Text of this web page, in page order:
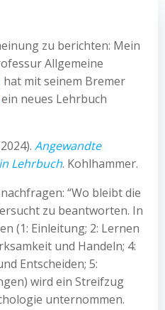
zu berichten: Mein
Allgemeine
hat mit seinem Bremer
ein neues Lehrbuch
Angewandte
Lehrbuch. Kohlhammer.
“Wo bleibt die
zu beantworten. In
(1: Einleitung; 2: Lernen
und Handeln; 4:
Entscheiden; 5:
wird ein Streifzug
unternommen.